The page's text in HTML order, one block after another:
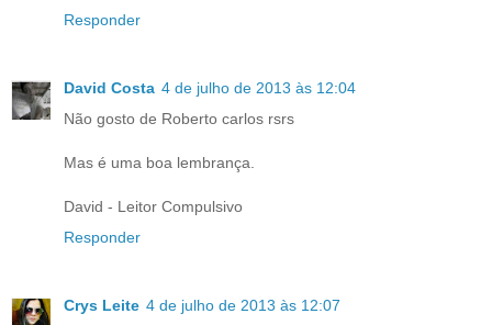
Responder
David Costa 4 de julho de 2013 às 12:04
Não gosto de Roberto carlos rsrs
Mas é uma boa lembrança.
David - Leitor Compulsivo
Responder
Crys Leite 4 de julho de 2013 às 12:07